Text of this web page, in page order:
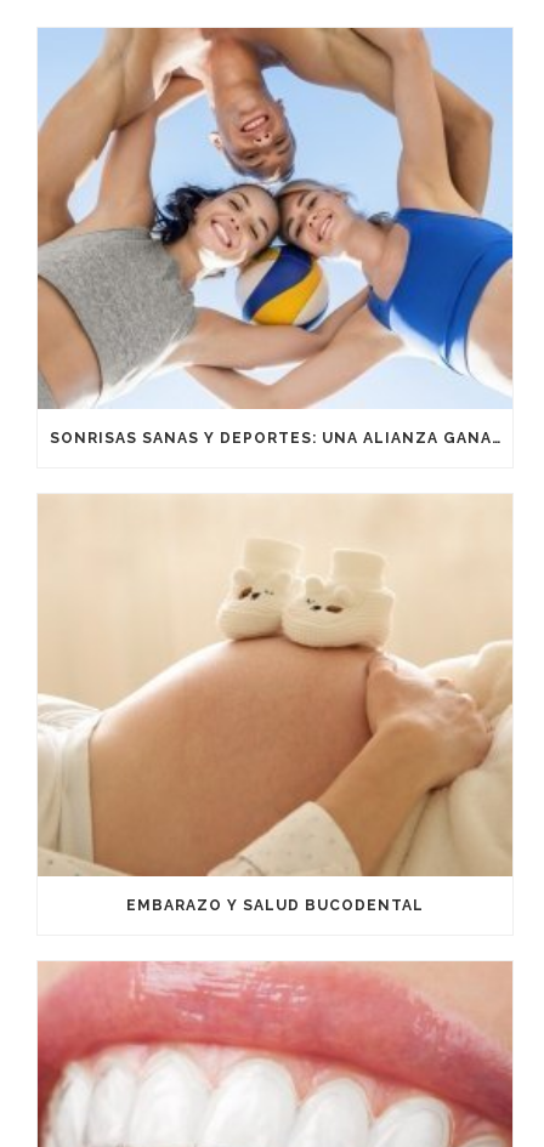
SONRISAS SANAS Y DEPORTES: UNA ALIANZA GANADORA
EMBARAZO Y SALUD BUCODENTAL